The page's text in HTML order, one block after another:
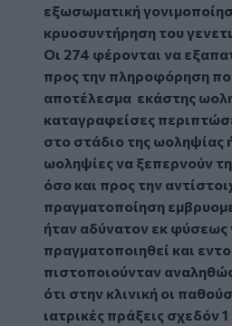
εξωσωματική
κρυοσυντήρηση του
Οι 274 φέρονται να
προς την πληροφόρηση
αποτέλεσμα εκάστης
καταγραφείσες
στο στάδιο της ωοληψίας
ωοληψίες να ξεπερνούν
όσο και προς την
πραγματοποίηση
ήταν αδύνατον εκ φύσεως
πραγματοποιηθεί και
πιστοποιούνταν
ότι στην κλινική οι
ιατρικές πράξεις σχεδόν